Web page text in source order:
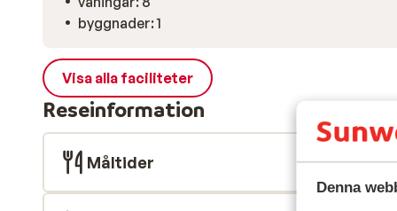
Denna
byggnader: 1
Visa alla faciliteter
Reseinformation
Måltider